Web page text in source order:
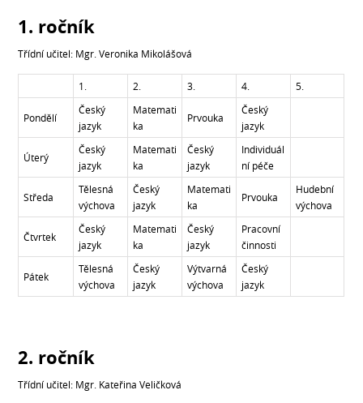
1. ročník
Třídní učitel: Mgr. Veronika Mikolášová
1. 2. 3. 4. 5.
Pondělí
Český
jazyk
Matemati
ka
Prvouka
Český
jazyk
Úterý
Český
jazyk
Matemati
ka
Český
jazyk
Individuál
ní péče
Středa
Tělesná
výchova
Český
jazyk
Matemati
ka
Prvouka
Hudební
výchova
Čtvrtek
Český
jazyk
Matemati
ka
Český
jazyk
Pracovní
činnosti
Pátek
Tělesná
výchova
Český
jazyk
Výtvarná
výchova
Český
jazyk
2. ročník
Třídní učitel: Mgr. Kateřina Veličková